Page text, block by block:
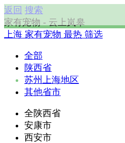
返回 搜索
家有宠物 - 云上岚皋
上海 家有宠物 最热 筛选
全部
陕西省
苏州上海地区
其他省市
全陕西省
安康市
西安市